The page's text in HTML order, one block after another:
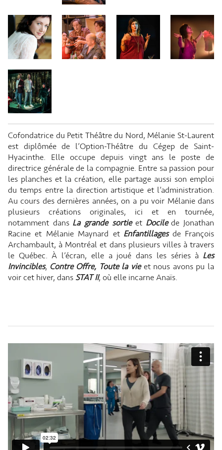
Cofondatrice du Petit Théâtre du Nord, Mélanie St-Laurent
est diplômée de l’Option-Théâtre du Cégep de Saint-
Hyacinthe. Elle occupe depuis vingt ans le poste de
directrice générale de la compagnie. Entre sa passion pour
les planches et la création, elle partage aussi son emploi
du temps entre la direction artistique et l’administration.
Au cours des dernières années, on a pu voir Mélanie dans
plusieurs créations originales, ici et en tournée,
notamment dans La grande sortieet Docilede Jonathan
Racine et Mélanie Maynard et Enfantillagesde François
Archambault, à Montréal et dans plusieurs villes à travers
le Québec. À l’écran, elle a joué dans les séries à Les
Invincibles, Contre Offre, Toute la vieet nous avons pu la
voir cet hiver, dans STAT II, où elle incarne Anaïs.